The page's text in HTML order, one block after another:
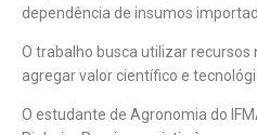
dependência de insumos
O trabalho busca utilizar recursos
agregar valor científico e
O estudante de Agronomia do